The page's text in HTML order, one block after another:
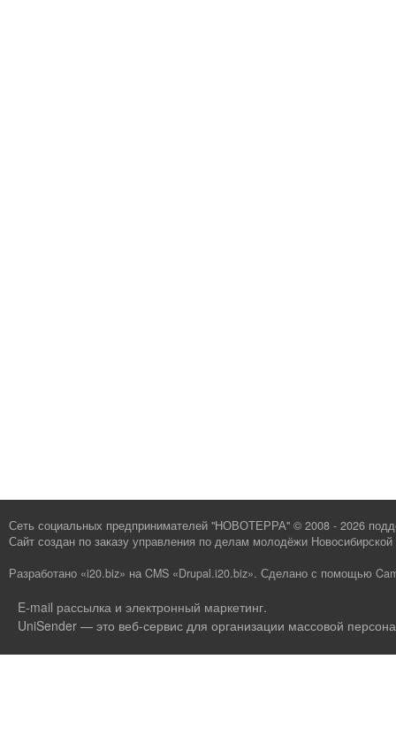
Сеть социальных предпринимателей "НОВОТЕРРА" © 2008 - 2026
Сайт создан по заказу управления по делам молодёжи Новосибирской
Разработано «i20.biz» на CMS «Drupal.i20.biz». Сделано с помощью
E-mail рассылка и электронный маркетинг.
UniSender — это веб-сервис для организации массовой